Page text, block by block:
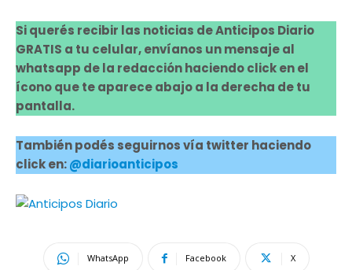
Si querés recibir las noticias de Anticipos Diario
GRATIS a tu celular, envíanos un mensaje al
whatsapp de la redacción haciendo click en el
ícono que te aparece abajo a la derecha de tu
pantalla.
También podés seguirnos vía twitter haciendo
click en:@diarioanticipos
WhatsApp Facebook X